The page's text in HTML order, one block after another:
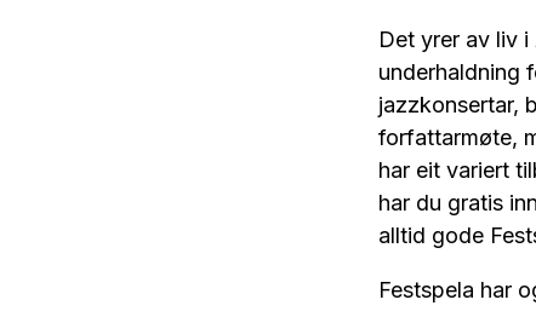
Det yrer av liv
underhaldning
jazzkonsertar,
forfattarmøte,
har eit variert
har du gratis
alltid gode
Festspela har